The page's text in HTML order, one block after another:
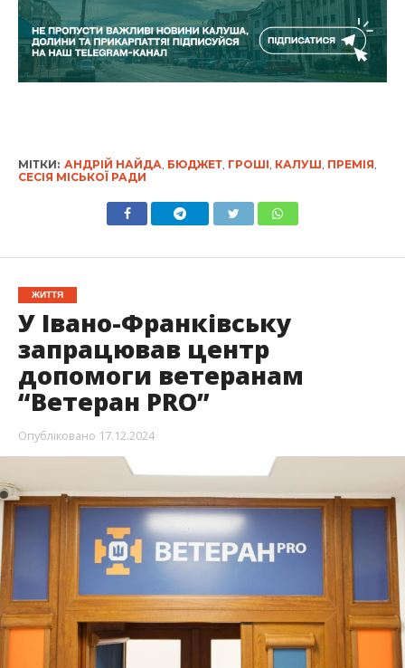
МІТКИ: АНДРІЙ НАЙДА, БЮДЖЕТ, ГРОШІ, КАЛУШ, ПРЕМІЯ,
СЕСІЯ МІСЬКОЇ РАДИ
ЖИТТЯ
У Івано-Франківську
запрацював центр
допомоги ветеранам
“Ветеран PRO”
Опубліковано 17.12.2024